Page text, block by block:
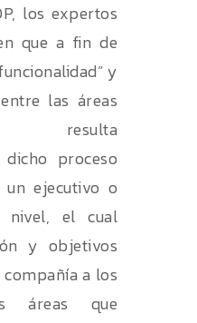
los expertos
que a fin de
y
las áreas
resulta
proceso
ejecutivo o
nivel, el cual
y objetivos
a los
áreas que